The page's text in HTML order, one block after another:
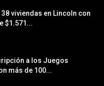
viviendas en Lincoln con
$1.571...
a los Juegos
más de 100...